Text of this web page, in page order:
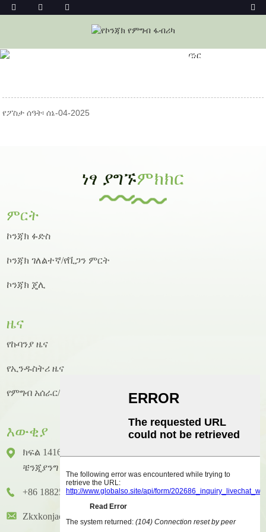
የኬቶስሊሞ ኮንጃክ ደረቅ ሩዝ የመጨረሻ መመሪያ
የፖስታ ሰዓት፡ ሰኔ-04-2025
ነፃ ያግኙምክክር
ምርት
ኮንጃክ ፉድስ
ኮንጃክ ገለልተኛ/የቪጋን ምርት
ኮንጃክ ጄሊ
ዜና
የኩባንያ ዜና
የኢንዱስትሪ ዜና
የምግብ አሰራር/የምግብ አሰራር ዜና
እውቂያ
ክፍል 1416 ፣ ፎቅ 14 ፣ ጁንሃኦ ዓለም አቀፍ ህንፃ ፣ ቁጥር 2 ፣
ቼንጂያንግ ዞንግካይ ጎዳና ፣ ሁዪቼንግ አውራጃ ፣ ሁዩዙ ከተማ
+86 18825458362
Zkxkonjac@hzzkx.com